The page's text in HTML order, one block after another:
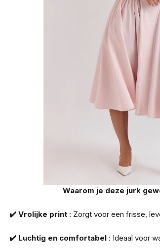
Waarom je deze jurk
✔️ Vrolijke print : Zorgt voor een frisse,
✔️ Luchtig en comfortabel : Ideaal voor